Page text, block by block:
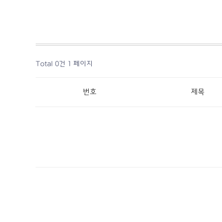
Total 0건 1 페이지
번호 제목